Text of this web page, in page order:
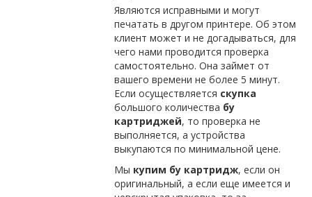
Являются исправными и могут
печатать в другом принтере. Об этом
клиент может и не догадываться, для
чего нами проводится проверка
самостоятельно. Она займет от
вашего времени не более 5 минут.
Если осуществляется скупка
большого количества бу
картриджей, то проверка не
выполняется, а устройства
выкупаются по минимальной цене.
Мы купим бу картридж, если он
оригинальный, а если еще имеется и